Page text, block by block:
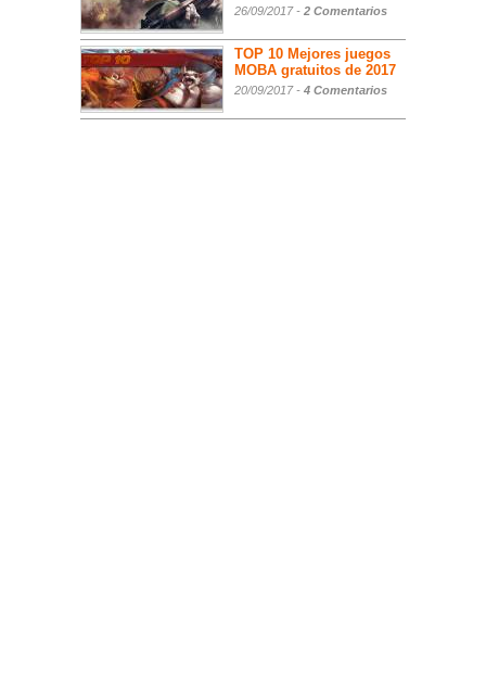
26/09/2017 - 2 Comentarios
TOP 10 Mejores juegos
MOBA gratuitos de 2017
20/09/2017 - 4 Comentarios